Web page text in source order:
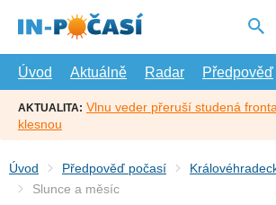
hlavní
Úvod
Aktuálně Radar Předpověď
AKTUALITA: Vlnu veder přeruší studená
klesnou
Úvod Předpověď počasí
Slunce a měsíc